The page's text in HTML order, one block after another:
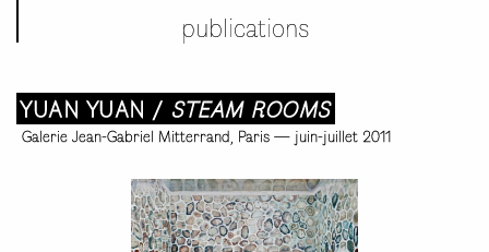
publications
YUAN YUAN / STEAM ROOMS
Galerie Jean-Gabriel Mitterrand, Paris — juin-juillet 2011